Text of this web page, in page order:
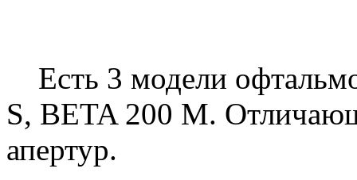
Есть 3 модели
S, BETA 200 M.
апертур.